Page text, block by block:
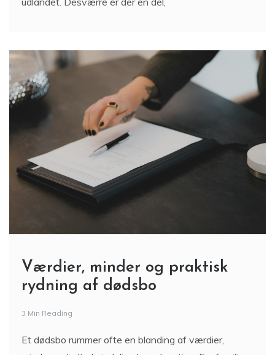
Værdier, minder og praktisk
rydning af dødsbo
3 Min Reading
Et dødsbo rummer ofte en blanding af værdier,